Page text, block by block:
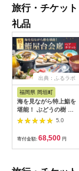
旅行・チケッ
礼品
出典：ふるラボ
福岡県 岡垣町
海を見ながら特上鮨を
堪能！ ぶどうの樹 鮨
屋台ペア お食事券 海
鮮 海 屋台 食事 ペア
福岡県 岡垣町
5.0
寄付金額: 68,500 円